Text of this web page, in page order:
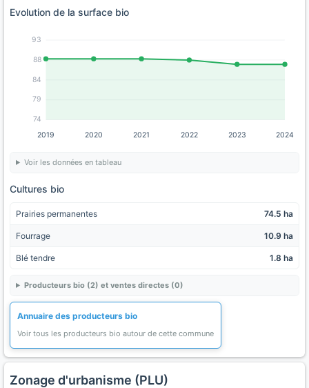
Evolution de la surface bio
74
79
84
88
93
2019 2020 2021 2022 2023 2024
Voir les données en tableau
Cultures bio
Prairies permanentes 74.5 ha
Fourrage 10.9 ha
Blé tendre 1.8 ha
Producteurs bio (2) et ventes directes (0)
Annuaire des producteurs bio
Voir tous les producteurs bio autour de cette commune
Zonage d'urbanisme (PLU)